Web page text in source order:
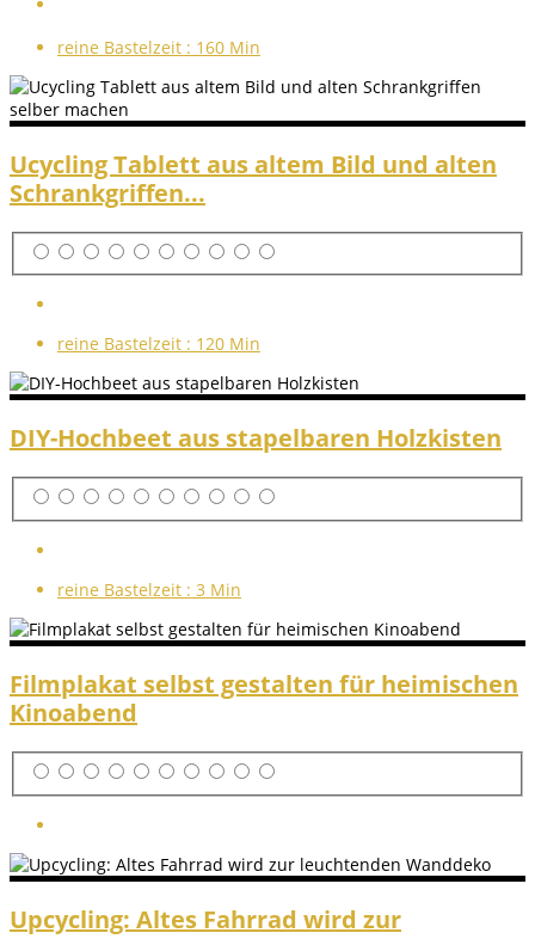
reine Bastelzeit : 160 Min
Ucycling Tablett aus altem Bild und alten
Schrankgriffen...
reine Bastelzeit : 120 Min
DIY-Hochbeet aus stapelbaren Holzkisten
reine Bastelzeit : 3 Min
Filmplakat selbst gestalten für heimischen
Kinoabend
Upcycling: Altes Fahrrad wird zur